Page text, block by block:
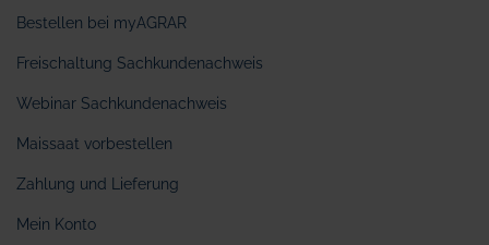
Bestellen bei myAGRAR
Freischaltung Sachkundenachweis
Webinar Sachkundenachweis
Maissaat vorbestellen
Zahlung und Lieferung
Mein Konto